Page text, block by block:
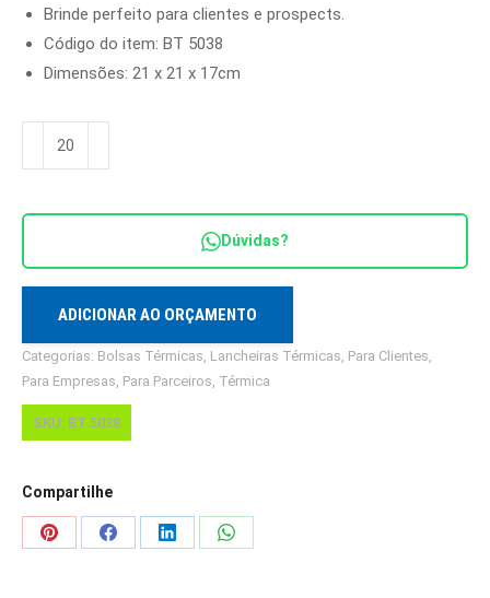
Brinde perfeito para clientes e prospects.
Código do item: BT 5038
Dimensões: 21 x 21 x 17cm
Bolsa
Térmica
Ref.
5038
quantidade
Dúvidas?
ADICIONAR AO ORÇAMENTO
Categorias: Bolsas Térmicas, Lancheiras Térmicas, Para Clientes,
Para Empresas, Para Parceiros, Térmica
SKU: BT 5038
Compartilhe
Share
Share
Share
Share